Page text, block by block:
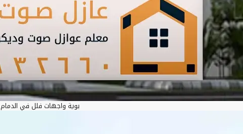
بوية واجهات فلل في الدمام